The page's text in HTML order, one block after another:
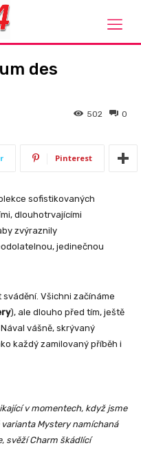
des
0
502
Pinterest
sofistikovaných
dlouhotrvajícími
zvýraznily
jedinečnou
Všichni začínáme
), ale dlouho před tím, ještě
vášně, skrývaný
každý zamilovaný příběh i
v momentech, když jsme
Mystery namíchaná
svěží Charm škádlící